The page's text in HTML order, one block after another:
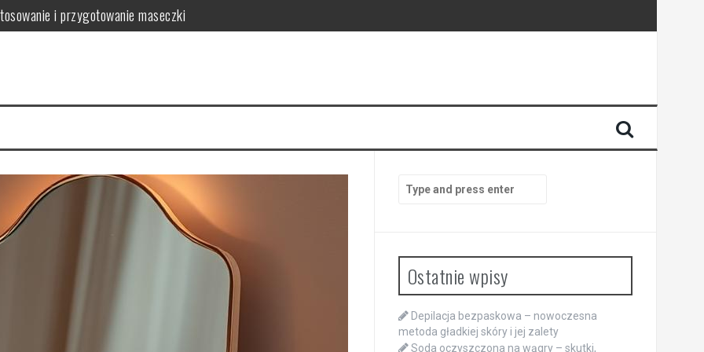
i przygotowanie maseczki
sposoby na redukcję
personalizacja i ekologia w jednym
uszkodzeń?
for:
Ostatnie wpisy
Depilacja bezpaskowa – nowoczesna
metoda gładkiej skóry i jej zalety
Soda oczyszczona na wągry – skutki,